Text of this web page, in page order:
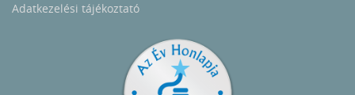
Adatkezelési tájékoztató